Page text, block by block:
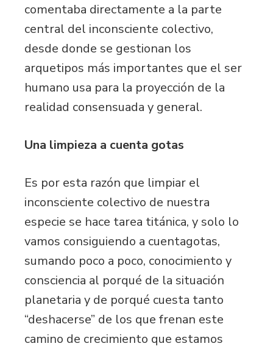
comentaba directamente a la parte
central del inconsciente colectivo,
desde donde se gestionan los
arquetipos más importantes que el ser
humano usa para la proyección de la
realidad consensuada y general.
Una limpieza a cuenta gotas
Es por esta razón que limpiar el
inconsciente colectivo de nuestra
especie se hace tarea titánica, y solo lo
vamos consiguiendo a cuentagotas,
sumando poco a poco, conocimiento y
consciencia al porqué de la situación
planetaria y de porqué cuesta tanto
“deshacerse” de los que frenan este
camino de crecimiento que estamos